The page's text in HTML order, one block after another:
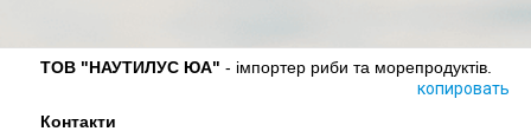
ТОВ "НАУТИЛУС ЮА" - імпортер риби та морепродуктів.
Контакти
копировать